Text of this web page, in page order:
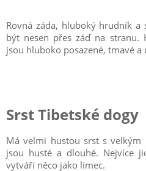
Rovná záda, hluboký hrudník
být nesen přes záď na stranu.
jsou hluboko posazené, tmavé a
Srst Tibetské dogy
Má velmi hustou srst s velkým
jsou husté a dlouhé. Nejvíce
vytváří něco jako límec.